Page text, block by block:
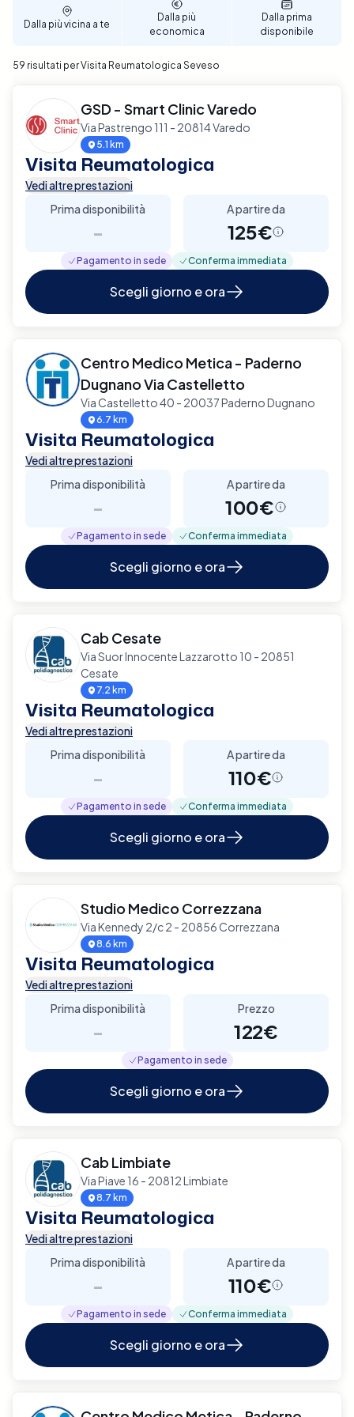
ricevere il trattamento più adeguato a Seveso.
Dalla più vicina a te
Dalla più
economica
Dalla prima
disponibile
59 risultati per Visita Reumatologica Seveso
GSD - Smart Clinic Varedo
Via Pastrengo 111 - 20814 Varedo
5.1 km
Visita Reumatologica
Vedi altre prestazioni
Prima disponibilità
-
A partire da
125€
Pagamento in sede Conferma immediata
Scegli giorno e ora
Centro Medico Metica - Paderno
Dugnano Via Castelletto
Via Castelletto 40 - 20037 Paderno Dugnano
6.7 km
Visita Reumatologica
Vedi altre prestazioni
Prima disponibilità
-
A partire da
100€
Pagamento in sede Conferma immediata
Scegli giorno e ora
Cab Cesate
Via Suor Innocente Lazzarotto 10 - 20851
Cesate
7.2 km
Visita Reumatologica
Vedi altre prestazioni
Prima disponibilità
-
A partire da
110€
Pagamento in sede Conferma immediata
Scegli giorno e ora
Studio Medico Correzzana
Via Kennedy 2/c 2 - 20856 Correzzana
8.6 km
Visita Reumatologica
Vedi altre prestazioni
Prima disponibilità
-
Prezzo
122€
Pagamento in sede
Scegli giorno e ora
Cab Limbiate
Via Piave 16 - 20812 Limbiate
8.7 km
Visita Reumatologica
Vedi altre prestazioni
Prima disponibilità
-
A partire da
110€
Pagamento in sede Conferma immediata
Scegli giorno e ora